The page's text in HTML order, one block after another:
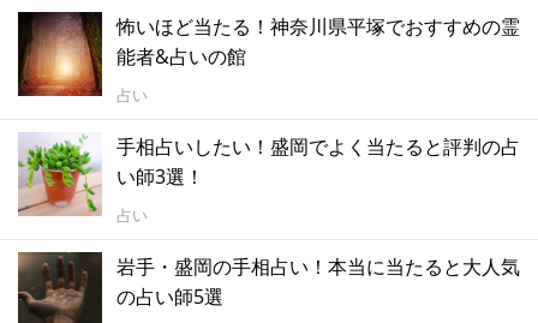
怖いほど当たる！神奈川県平塚でおすすめの霊
能者&占いの館
占い
手相占いしたい！盛岡でよく当たると評判の占
い師3選！
占い
岩手・盛岡の手相占い！本当に当たると大人気
の占い師5選